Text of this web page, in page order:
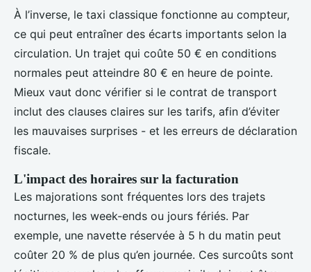
À l’inverse, le taxi classique fonctionne au compteur,
ce qui peut entraîner des écarts importants selon la
circulation. Un trajet qui coûte 50 € en conditions
normales peut atteindre 80 € en heure de pointe.
Mieux vaut donc vérifier si le contrat de transport
inclut des clauses claires sur les tarifs, afin d’éviter
les mauvaises surprises - et les erreurs de déclaration
fiscale.
L'impact des horaires sur la facturation
Les majorations sont fréquentes lors des trajets
nocturnes, les week-ends ou jours fériés. Par
exemple, une navette réservée à 5 h du matin peut
coûter 20 % de plus qu’en journée. Ces surcoûts sont